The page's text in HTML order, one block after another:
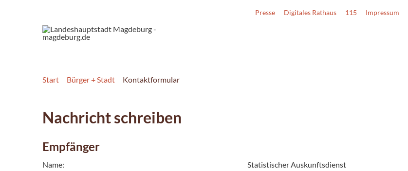
Presse Digitales Rathaus 115 Impressum
Start Bürger + Stadt Kontaktformular
Nachricht schreiben
Empfänger
Name:
Statistischer Auskunftsdienst